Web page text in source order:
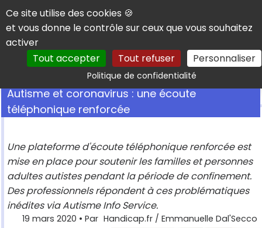
Panneau de gestion des cookies
Ce site utilise des cookies 🍪
et vous donne le contrôle sur ceux que vous souhaitez
activer
Tout accepter
Tout refuser Personnaliser
Politique de confidentialitéRechercher
Autisme et coronavirus : une écoute
téléphonique renforcée
Une plateforme d'écoute téléphonique renforcée est
mise en place pour soutenir les familles et personnes
adultes autistes pendant la période de confinement.
Des professionnels répondent à ces problématiques
inédites via Autisme Info Service.
19 mars 2020 • Par Handicap.fr / Emmanuelle Dal'Secco